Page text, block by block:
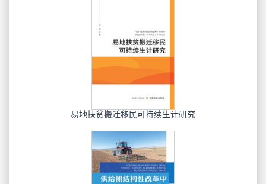
易地扶贫搬迁移民可持续生计研究